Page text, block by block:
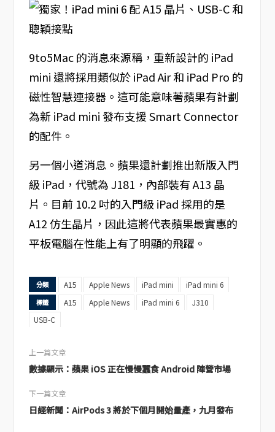
9to5Mac 的消息來源稱，重新設計的 iPad
mini 還將採用類似於 iPad Air 和 iPad Pro 的
磁性智慧連接器。這可能意味著蘋果有計劃
為新 iPad mini 發布支援 Smart Connector
的配件。
另一個小道消息。蘋果還計劃推出新版入門
級 iPad，代號為 J181，內部裝有 A13 晶
片。目前 10.2 吋的入門級 iPad 採用的是
A12 仿生晶片，因此這將代表蘋果最實惠的
平板電腦在性能上有了明顯的飛躍。
分類 A15 Apple News iPad mini iPad mini 6
標籤 A15 Apple News iPad mini 6
J310
USB-C
上一篇文章
數據顯示：蘋果 iOS 正在慢慢蠶食 Android 陣營市場
下一篇文章
日經新聞：AirPods 3 將於下個月開始量產，九月發布